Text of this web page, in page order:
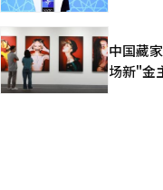
中国藏
场新"金